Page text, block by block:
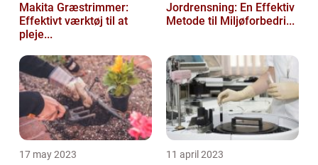
Makita Græstrimmer:
Effektivt værktøj til at
pleje...
Jordrensning: En Effektiv
Metode til Miljøforbedri...
17 may 2023 11 april 2023